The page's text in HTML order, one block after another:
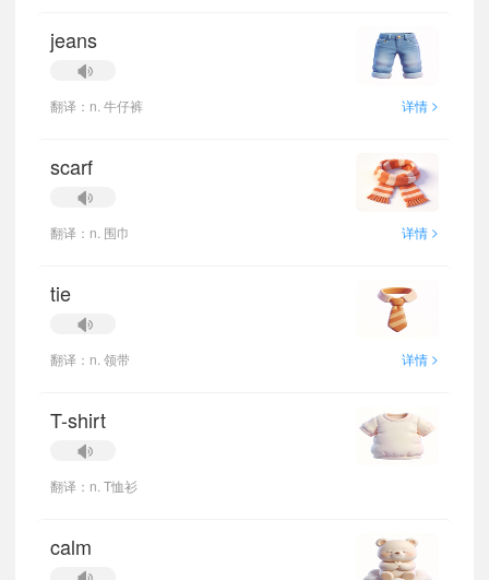
jeans
翻译：n. 牛仔裤 详情 >
scarf
翻译：n. 围巾 详情 >
tie
翻译：n. 领带 详情 >
T-shirt
翻译：n. T恤衫
calm